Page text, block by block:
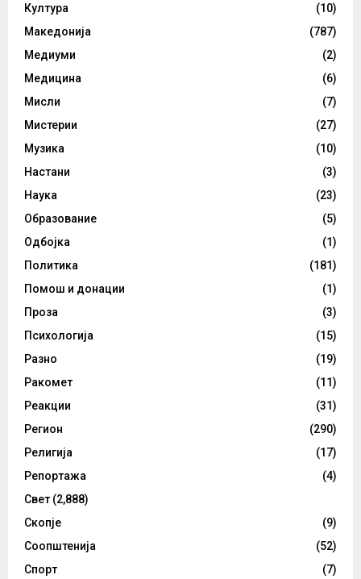
Култура
(10)
Македонија
(787)
Медиуми
(2)
Медицина
(6)
Мисли
(7)
Мистерии
(27)
Музика
(10)
Настани
(3)
Наука
(23)
Образование
(5)
Одбојка
(1)
Политика
(181)
Помош и донации
(1)
Проза
(3)
Психологија
(15)
Разно
(19)
Ракомет
(11)
Реакции
(31)
Регион
(290)
Религија
(17)
Репортажа
(4)
Свет (2,888)
Скопје
(9)
Соопштенија
(52)
Спорт
(7)